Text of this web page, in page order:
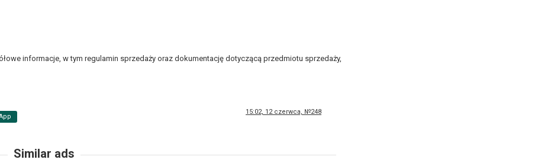
informacje, w tym regulamin sprzedaży oraz dokumentację dotyczącą przedmiotu sprzedaży,
15:02, 12 czerwca, №248
Similar ads